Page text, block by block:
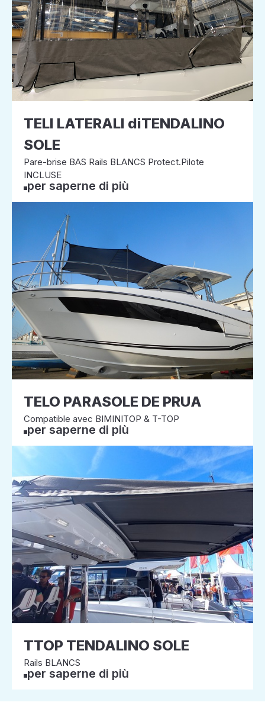
TELI LATERALI diTENDALINO
SOLE
Pare-brise BAS Rails BLANCS Protect.Pilote
INCLUSE
per saperne di più
TELO PARASOLE DE PRUA
Compatible avec BIMINITOP & T-TOP
per saperne di più
TTOP TENDALINO SOLE
Rails BLANCS
per saperne di più